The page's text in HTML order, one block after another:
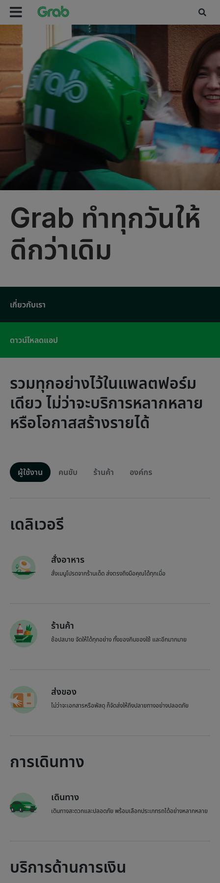
Grab ทำทุกวันให้
ดีกว่าเดิม
เกี่ยวกับเรา
ดาวน์โหลดแอป
รวมทุกอย่างไว้ในแพลตฟอร์ม
เดียว ไม่ว่าจะบริการหลากหลาย
หรือโอกาสสร้างรายได้
ผู้ใช้งาน คนขับ ร้านค้า องค์กร
เดลิเวอรี
สั่งอาหาร
สั่งเมนูโปรดจากร้านเด็ด ส่งตรงถึงมือคุณได้ทุกเมื่อ
ร้านค้า
ช้อปสบาย จัดให้ได้ทุกอย่าง ทั้งของกินของใช้ และอีกมากมาย
ส่งของ
ไม่ว่าจะเอกสารหรือพัสดุ ก็จัดส่งให้ถึงปลายทางอย่างปลอดภัย
การเดินทาง
เดินทาง
เดินทางสะดวกและปลอดภัย พร้อมเลือกประเภทรถได้อย่างหลากหลาย
บริการด้านการเงิน